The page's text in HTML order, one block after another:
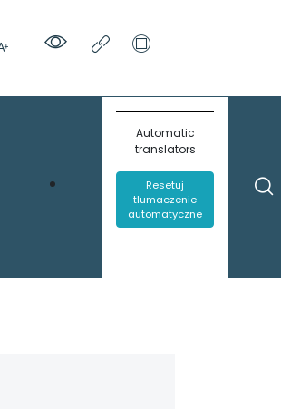
Automatic
translators
Resetuj
tlumaczenie
automatyczne